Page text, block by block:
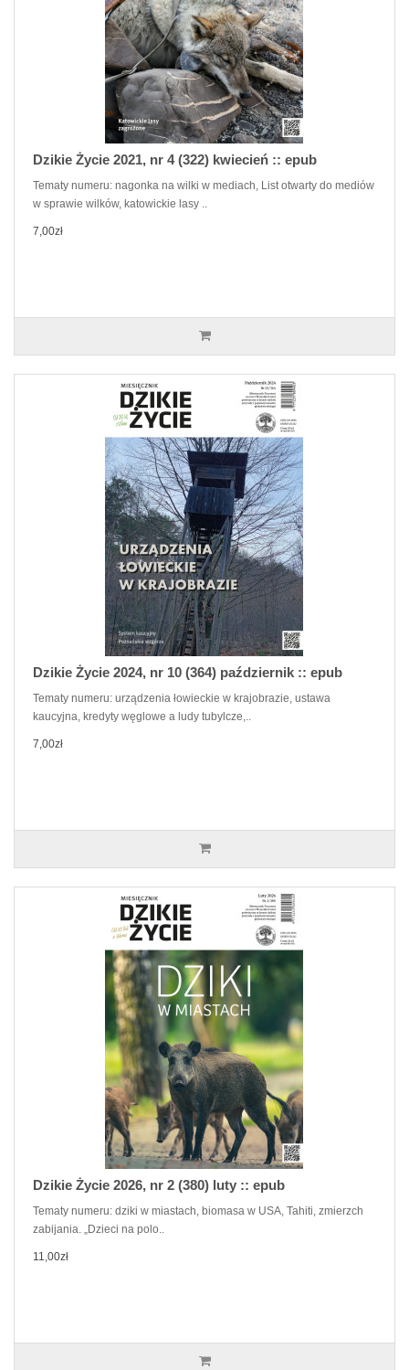
Dzikie Życie 2021, nr 4 (322) kwiecień :: epub
Tematy numeru: nagonka na wilki w mediach, List otwarty do mediów
w sprawie wilków, katowickie lasy ..
7,00zł
Dzikie Życie 2024, nr 10 (364) październik :: epub
Tematy numeru: urządzenia łowieckie w krajobrazie, ustawa
kaucyjna, kredyty węglowe a ludy tubylcze,..
7,00zł
Dzikie Życie 2026, nr 2 (380) luty :: epub
Tematy numeru: dziki w miastach, biomasa w USA, Tahiti, zmierzch
zabijania. „Dzieci na polo..
11,00zł